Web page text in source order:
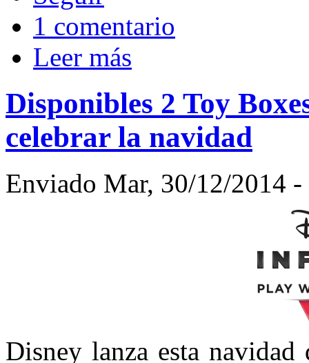
1 comentario
Leer más
Disponibles 2 Toy
celebrar la navidad
Enviado Mar, 30/12/2014
Disney lanza esta